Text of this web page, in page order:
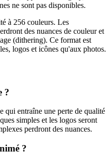
ne sont pas disponibles.
à 256 couleurs. Les
des nuances de couleur et
(dithering). Ce format est
logos et icônes qu'aux photos.
?
qui entraîne une perte de qualité
simples et les logos seront
perdront des nuances.
?